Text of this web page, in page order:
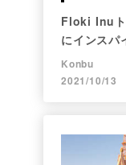
Floki Inuト
にインスパ
Konbu
2021/10/13